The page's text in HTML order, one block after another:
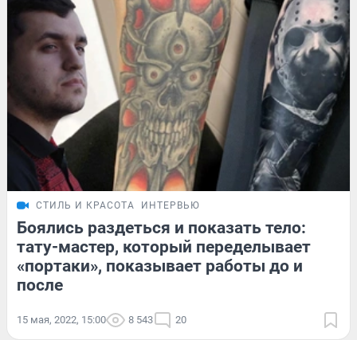
СТИЛЬ И КРАСОТА ИНТЕРВЬЮ
Боялись раздеться и показать тело:
тату-мастер, который переделывает
«портаки», показывает работы до и
после
15 мая, 2022, 15:00 8 543 20